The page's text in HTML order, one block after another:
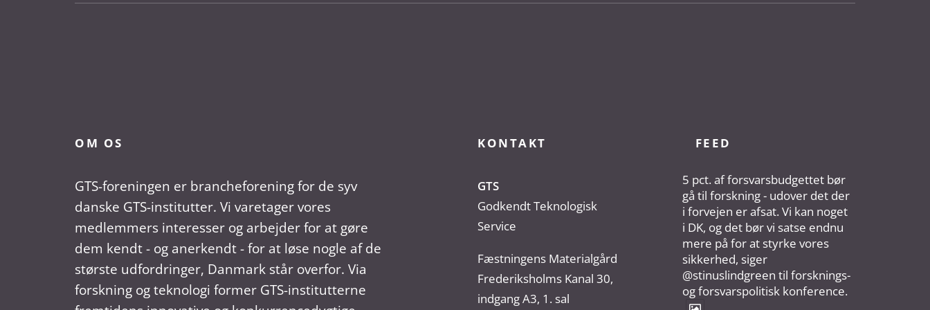
OM OS
GTS-foreningen er brancheforening for de syv
danske GTS-institutter. Vi varetager vores
medlemmers interesser og arbejder for at gøre
dem kendt - og anerkendt - for at løse nogle af de
største udfordringer, Danmark står overfor. Via
forskning og teknologi former GTS-institutterne
KONTAKT
GTS
Godkendt Teknologisk
Service
Fæstningens Materialgård
Frederiksholms Kanal 30,
indgang A3, 1. sal
FEED
5 pct. af forsvarsbudgettet bør
gå til forskning - udover det der
i forvejen er afsat. Vi kan noget
i DK, og det bør vi satse endnu
mere på for at styrke vores
sikkerhed, siger
@stinuslindgreen til forsknings-
og forsvarspolitisk konference.